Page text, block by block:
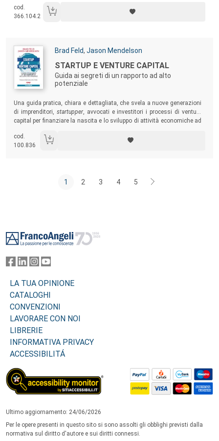
Finanziaria 2018. Dopo un excursus sull’evoluzione dei mercati
azionari a livello nazionale e internazionale, il libro presenta una
cod.
366.104.2
Autori:
Brad Feld, Jason Mendelson
Titolo:
STARTUP E VENTURE CAPITAL
Guida ai segreti di un rapporto ad alto
potenziale
Una guida pratica, chiara e dettagliata, che svela a nuove generazioni
di imprenditori, startupper, avvocati e investitori i processi di venture
capital per finanziare la nascita e lo sviluppo di attività economiche ad
cod.
100.836
1 2 3 4 5
LA TUA OPINIONE
CATALOGHI
CONVENZIONI
LAVORARE CON NOI
LIBRERIE
INFORMATIVA PRIVACY
ACCESSIBILITÁ
Ultimo aggiornamento: 24/06/2026
Per le opere presenti in questo sito si sono assolti gli obblighi previsti dalla
normativa sul diritto d'autore e sui diritti connessi.